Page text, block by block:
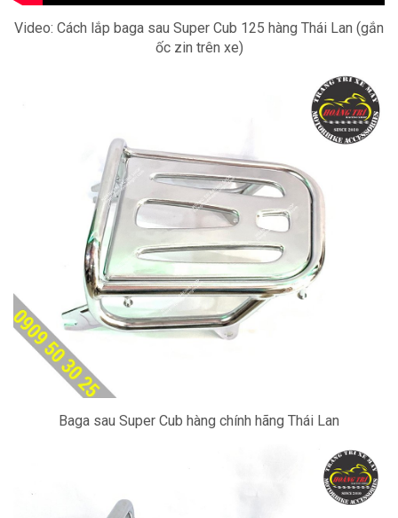
Video: Cách lắp baga sau Super Cub 125 hàng Thái Lan (gắn
ốc zin trên xe)
Baga sau Super Cub hàng chính hãng Thái Lan